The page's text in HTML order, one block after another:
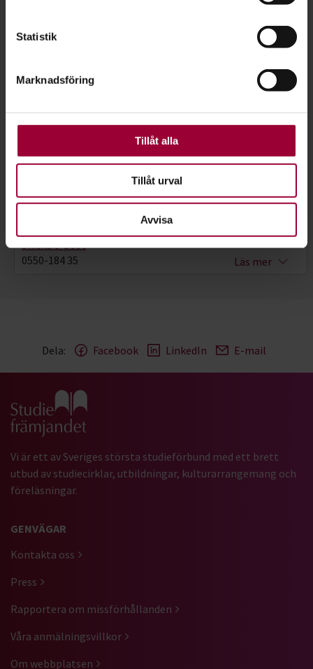
Du kan ändra eller dra tillbaka ditt samtycke när som
För att du ska få en så bra upplevelse som möjligt
Statistik
Marknadsföring
Tillåt alla
Tillåt urval
Avvisa
Maria Coldén
Skicka e-post
0550-184 35
Läs mer
Dela: Facebook LinkedIn E-mail
Gå till studiefrämjandets startsida
Vi är ett av Sveriges största studieförbund med ett brett
utbud av studiecirklar, utbildningar, kulturarrangemang och
föreläsningar.
GENVÄGAR
Kontakta oss
Press
Rapportera om missförhållanden
Våra anmälningsvillkor
Om webbplatsen